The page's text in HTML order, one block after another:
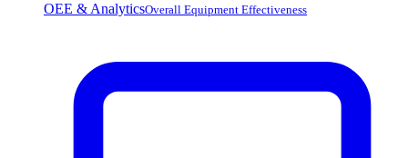
OEE & AnalyticsOverall Equipment Effectiveness